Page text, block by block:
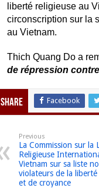
liberté religieuse au
circonscription sur la
au Vietnam.
Thich Quang Do a
de répression
Share Facebook
Previous
La Commission sur la
Religieuse
Vietnam sur sa liste
violateurs de la
et de croyance